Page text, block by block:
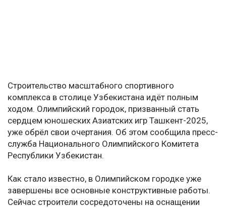
Строительство масштабного спортивного
комплекса в столице Узбекистана идёт полным
ходом. Олимпийский городок, призванный стать
сердцем юношеских Азиатских игр Ташкент-2025,
уже обрёл свои очертания. Об этом сообщила пресс-
служба Национального Олимпийского Комитета
Республики Узбекистан.
Как стало известно, в Олимпийском городке уже
завершены все основные конструктивные работы.
Сейчас строители сосредоточены на оснащении